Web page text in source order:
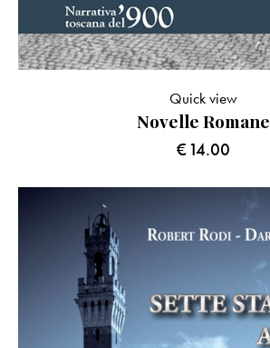
Novelle Romane
€14.00
Quick view